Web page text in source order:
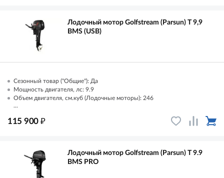
Лодочный мотор Golfstream (Parsun) T 9,9
ВМS (USB)
Сезонный товар ("Общие"): Да
Мощность двигателя, лс: 9.9
Объем двигателя, см.куб (Лодочные моторы): 246
...
115 900 ₽
Лодочный мотор Golfstream (Parsun) T 9.9
BMS PRO